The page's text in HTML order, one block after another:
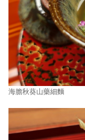
海膽秋葵山藥細麵